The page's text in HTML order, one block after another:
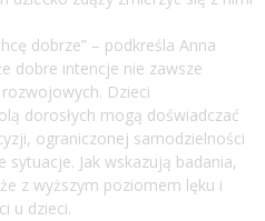
dobrze” – podkreśla Anna
dobre intencje nie zawsze
Dzieci
dorosłych mogą doświadczać
ograniczonej samodzielności
Jak wskazują badania,
z wyższym poziomem lęku i
u dzieci.